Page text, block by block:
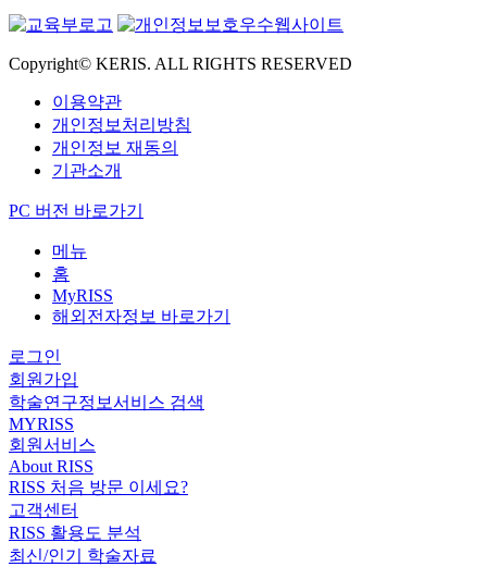
Copyright© KERIS. ALL RIGHTS RESERVED
이용약관
개인정보처리방침
개인정보 재동의
기관소개
PC 버전 바로가기
메뉴
홈
MyRISS
해외전자정보 바로가기
로그인
회원가입
학술연구정보서비스 검색
MYRISS
회원서비스
About RISS
RISS 처음 방문 이세요?
고객센터
RISS 활용도 분석
최신/인기 학술자료